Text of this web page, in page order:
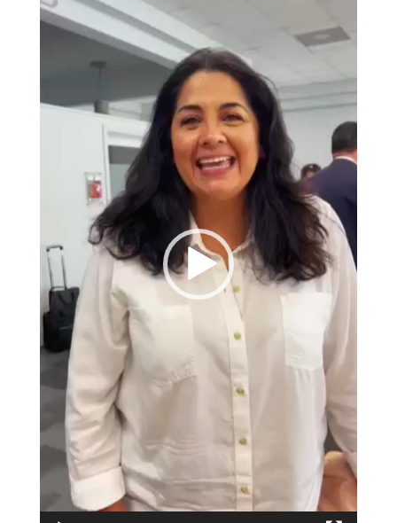
de
vídeo